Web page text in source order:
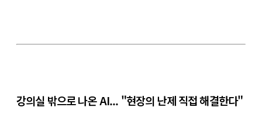
강의실 밖으로 나온 AI... "현장의 난제 직접 해결한다"